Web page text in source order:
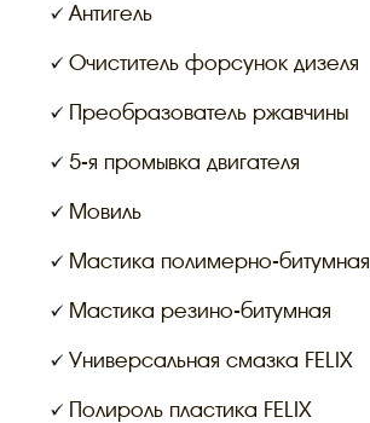
Антигель
Очиститель форсунок дизеля
Преобразователь ржавчины
5-я промывка двигателя
Мовиль
Мастика полимерно-битумная
Мастика резино-битумная
Универсальная смазка FELIX
Полироль пластика FELIX